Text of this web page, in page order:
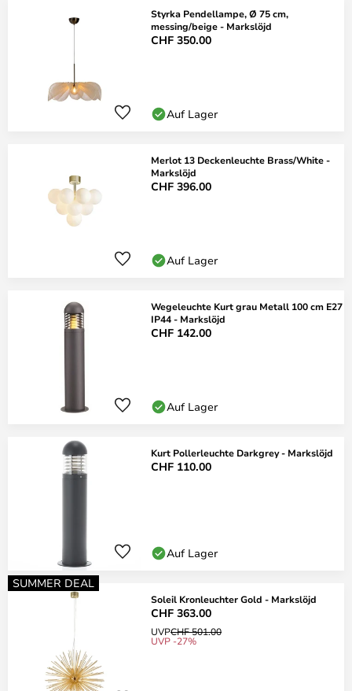
Styrka Pendellampe, Ø 75 cm,
messing/beige - Markslöjd
CHF 350.00
Auf Lager
Merlot 13 Deckenleuchte Brass/White -
Markslöjd
CHF 396.00
Auf Lager
Wegeleuchte Kurt grau Metall 100 cm E27
IP44 - Markslöjd
CHF 142.00
Auf Lager
Kurt Pollerleuchte Darkgrey - Markslöjd
CHF 110.00
Auf Lager
SUMMER DEAL
Soleil Kronleuchter Gold - Markslöjd
CHF 363.00
UVPCHF 501.00
UVP -27%